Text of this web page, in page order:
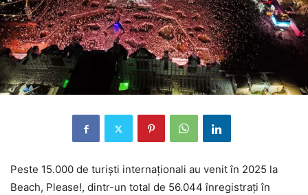
Peste 15.000 de turiști internaționali au venit în 2025 la
Beach, Please!, dintr-un total de 56.044 înregistrați în